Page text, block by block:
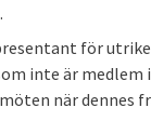
för
inte är medlem
när dennes